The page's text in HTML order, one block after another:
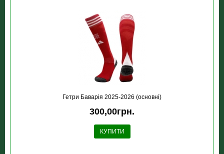
Гетри Баварія 2025-2026 (основні)
300,00грн.
КУПИТИ